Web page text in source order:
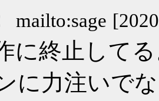
mailto:sage
に終止して
に力注いで